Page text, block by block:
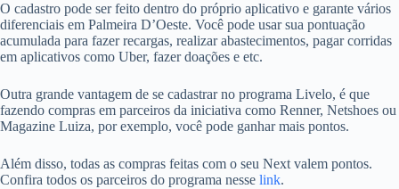
O cadastro pode ser feito dentro do próprio aplicativo e garante vários
diferenciais em Palmeira D’Oeste. Você pode usar sua pontuação
acumulada para fazer recargas, realizar abastecimentos, pagar corridas
em aplicativos como Uber, fazer doações e etc.
Outra grande vantagem de se cadastrar no programa Livelo, é que
fazendo compras em parceiros da iniciativa como Renner, Netshoes ou
Magazine Luiza, por exemplo, você pode ganhar mais pontos.
Além disso, todas as compras feitas com o seu Next valem pontos.
Confira todos os parceiros do programa nesse link.